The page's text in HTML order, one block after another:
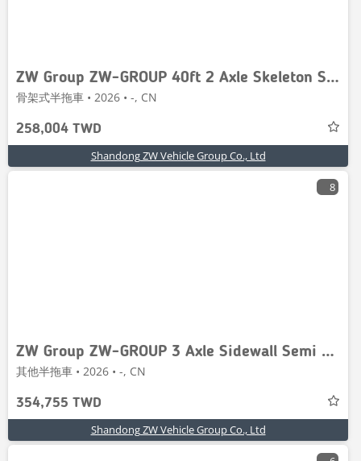
ZW Group ZW-GROUP 40ft 2 Axle Skeleton Semi traile
骨架式半拖車 • 2026 • -, CN
258,004 TWD
Shandong ZW Vehicle Group Co., Ltd
8
ZW Group ZW-GROUP 3 Axle Sidewall Semi Trailer
其他半拖車 • 2026 • -, CN
354,755 TWD
Shandong ZW Vehicle Group Co., Ltd